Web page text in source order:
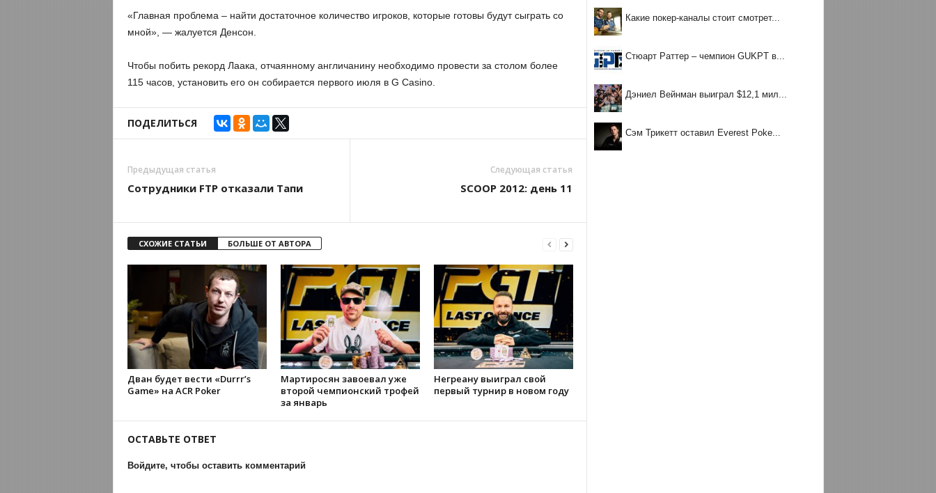
«Главная проблема – найти достаточное количество игроков, которые готовы будут сыграть со
мной», — жалуется Денсон.
Чтобы побить рекорд Лаака, отчаянному англичанину необходимо провести за столом более
115 часов, установить его он собирается первого июля в G Casino.
ПОДЕЛИТЬСЯ
Предыдущая статья
Сотрудники FTP отказали Тапи
Следующая статья
SCOOP 2012: день 11
СХОЖИЕ СТАТЬИ БОЛЬШЕ ОТ АВТОРА
Дван будет вести «Durrr’s
Game» на ACR Poker
Мартиросян завоевал уже
второй чемпионский трофей
за январь
Негреану выиграл свой
первый турнир в новом году
ОСТАВЬТЕ ОТВЕТ
Войдите, чтобы оставить комментарий
Какие покер-каналы стоит смотрет...
Стюарт Раттер – чемпион GUKPT в...
Дэниел Вейнман выиграл $12,1 мил...
Сэм Трикетт оставил Everest Poke...